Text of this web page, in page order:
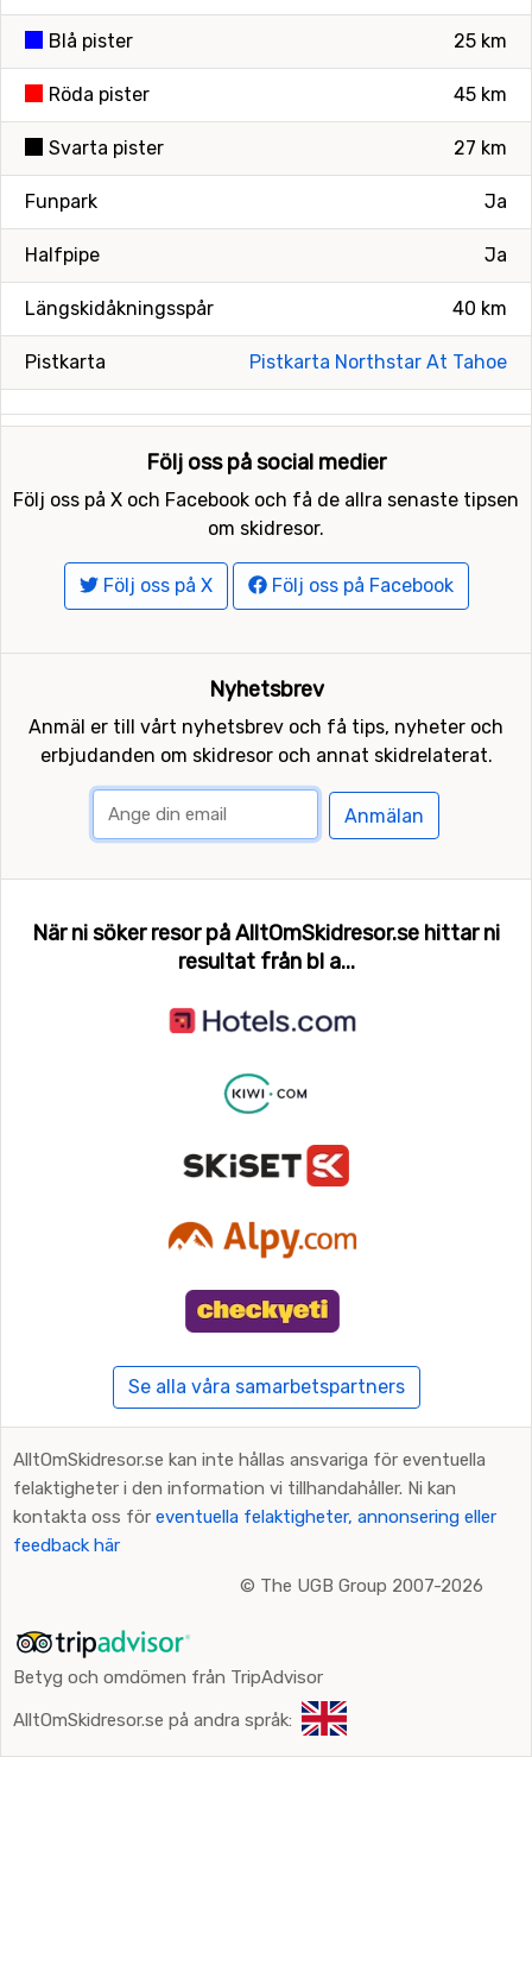
25 km
Blå pister
45 km
Röda pister
27 km
Svarta pister
Ja
Funpark
Ja
Halfpipe
40 km
Längskidåkningsspår
Pistkarta Northstar At Tahoe
Pistkarta
Följ oss på social medier
Följ oss på X och Facebook och få de allra senaste tipsen
om skidresor.
Följ oss på X Följ oss på Facebook
Nyhetsbrev
Anmäl er till vårt nyhetsbrev och få tips, nyheter och
erbjudanden om skidresor och annat skidrelaterat.
Anmälan
När ni söker resor på AlltOmSkidresor.se hittar ni
resultat från bl a...
Se alla våra samarbetspartners
AlltOmSkidresor.se kan inte hållas ansvariga för eventuella
felaktigheter i den information vi tillhandahåller. Ni kan
kontakta oss för eventuella felaktigheter, annonsering eller
feedback här
© The UGB Group 2007-2026
Betyg och omdömen från TripAdvisor
AlltOmSkidresor.se på andra språk: